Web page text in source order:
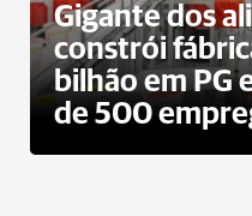
Gigante dos
constrói
bilhão em PG
de 500